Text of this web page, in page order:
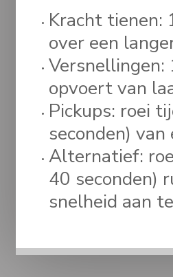
Kracht tienen:
over een
opvoert van
Pickups: roei
seconden)
Alternatief:
40 seconden)
snelheid aan